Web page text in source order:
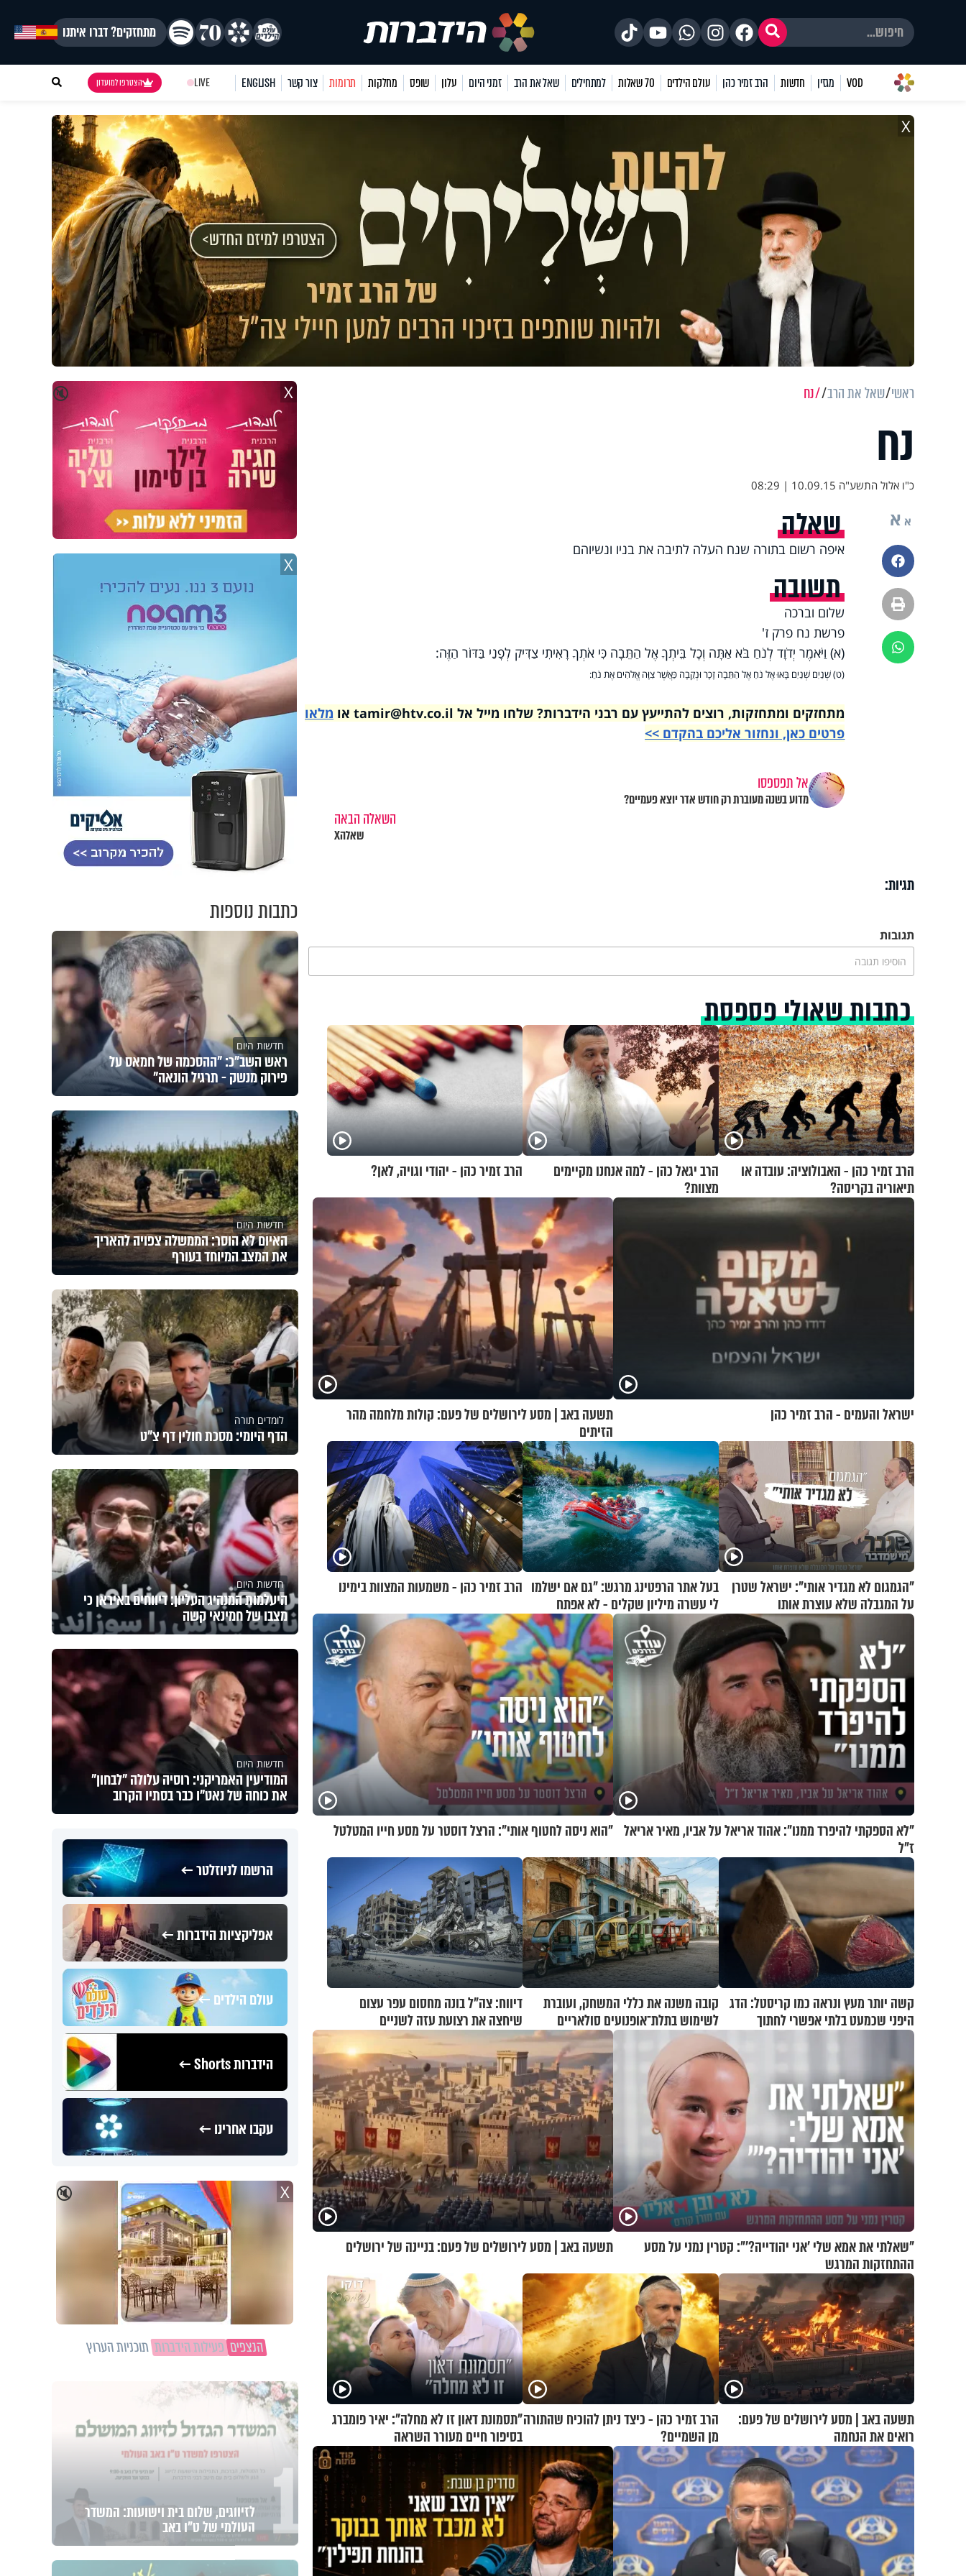
מתחזקים? דברו איתנו
VOD מגזין חדשות הרב זמיר כהן עולם הילדים 70 שאלות למתחילים שאל את הרב זמני היום עלון שופס מחלקות תרומות צור קשר ENGLISH
LIVE הצטרפו למועדון
X
ראשי שאל את הרב נח
נח
כ"ו אלול התשע"ה 10.09.15 | 08:29
א א
פייסבוק
הדפסה
ווטסאפ
שאלה
איפה רשום בתורה שנח העלה לתיבה את בניו ונשיוהם
תשובה
שלום וברכה
פרשת נח פרק ז'
(א) וַיֹּאמֶר יְדֹוָד לְנֹחַ בֹּא אַתָּה וְכָל בֵּיתְךָ אֶל הַתֵּבָה כִּי אֹתְךָ רָאִיתִי צַדִּיק לְפָנַי בַּדּוֹר הַזֶּה:
(ט) שְׁנַיִם שְׁנַיִם בָּאוּ אֶל נֹחַ אֶל הַתֵּבָה זָכָר וּנְקֵבָה כַּאֲשֶׁר צִוָּה אֱלֹהִים אֶת נֹחַ:
מתחזקים ומתחזקות, רוצים להתייעץ עם רבני הידברות? שלחו מייל אל tamir@htv.co.il או
מלאו
פרטים כאן, ונחזור אליכם בהקדם >>
אל תפספסו
מדוע בשנה מעוברת רק חודש אדר יוצא פעמיים?
השאלה הבאה
שאלהX
תגיות:
תגובות
הוסיפו תגובה
כתבות שאולי פספסת
הרב זמיר כהן - האבולוציה: עובדה או
תיאוריה בקריסה?
הרב יגאל כהן - למה אנחנו מקיימים
מצוות?
הרב זמיר כהן - יהודי וגויה, לאן?
ישראל והעמים - הרב זמיר כהן
תשעה באב | מסע לירושלים של פעם: קולות מלחמה מהר
הזיתים
"הגמגום לא מגדיר אותי": ישראל שטרן
על המגבלה שלא עוצרת אותו
בעל אתר הרפטינג מרגש: "גם אם ישלמו
לי עשרה מיליון שקלים - לא אפתח
בשבת"
הרב זמיר כהן - משמעות המצוות בימינו
"לא הספקתי להיפרד ממנו": אהוד אריאל על אביו, מאיר אריאל
ז"ל
"הוא ניסה לחטוף אותי": הרצל דוסטר על מסע חייו המטלטל
קשה יותר מעץ ונראה כמו קריסטל: הדג
היפני שכמעט בלתי אפשרי לחתוך
קובה משנה את כללי המשחק, ועוברת
לשימוש בתלת־אופנועים סולאריים
דיווח: צה"ל בונה מחסום עפר עצום
שיחצה את רצועת עזה לשניים
"שאלתי את אמא שלי 'אני יהודייה?'": קטרין נמני על מסע
ההתחזקות המרגש
תשעה באב | מסע לירושלים של פעם: בניינה של ירושלים
תשעה באב | מסע לירושלים של פעם:
רואים את הנחמה
הרב זמיר כהן - כיצד ניתן להוכיח שהתורה
מן השמיים?
"תסמונת דאון זו לא מחלה": יאיר פומברג
בסיפור חיים מעורר השראה
🔇 X
X
כתבות נוספות
חדשות היום
ראש השב"כ: "ההסכמה של חמאס על
פירוק מנשק - תרגיל הונאה"
חדשות היום
האיום לא הוסר: הממשלה צפויה להאריך
את המצב המיוחד בעורף
לומדים תורה
הדף היומי: מסכת חולין דף צ"ט
חדשות היום
היעלמות המנהיג העליון: דיווחים באיראן כי
מצבו של חמינאי קשה
חדשות היום
המודיעין האמריקני: רוסיה עלולה "לבחון"
את כוחה של נאט"ו כבר בסתיו הקרוב
הרשמו לניוזלטר ←
אפליקציות הידברות ←
עולם הילדים ←
הידברות Shorts ←
עקבו אחרינו ←
🔇 X
הנצפיםפעילות הידברותתוכניות הערוץ
1 לזיווגים, שלום בית וישועות: המשדר
העולמי של ט"ו באב